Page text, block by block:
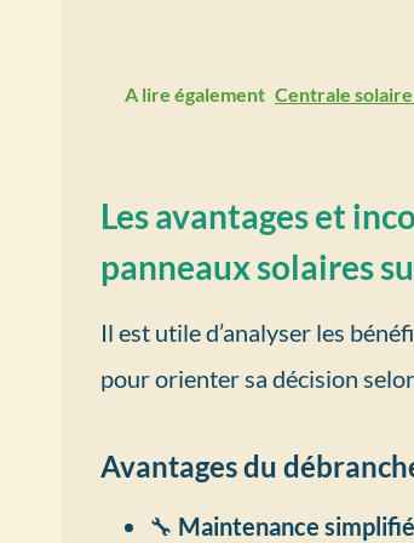
A lire également Centrale
Les avantages et
panneaux solaires
Il est utile d’analyser les
pour orienter sa décision
Avantages du
🔧 Maintenance